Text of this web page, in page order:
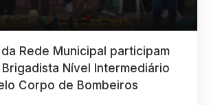
Rede Municipal participam
Nível Intermediário
Corpo de Bombeiros